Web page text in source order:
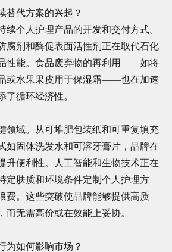
替代方案的兴起？
续个人护理产品的开发和交付方式。
腐剂和酶促表面活性剂正在取代石化
性能。食品废弃物的再利用——如将
或水果果皮用于保湿霜——也在加速
了循环经济性。
领域。从可堆肥包装纸和可重复填充
如固体洗发水和可溶牙膏片，品牌在
升便利性。人工智能和生物技术正在
定肤质和环境条件定制个人护理方
费。这些突破使品牌能够提供高质
而无需高价或在效能上妥协。
为如何影响市场？